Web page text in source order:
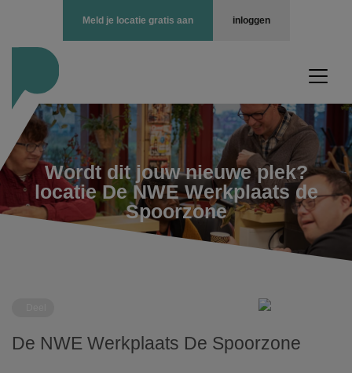
inloggen
Meld je locatie gratis aan
Wordt dit jouw nieuwe plek?
locatie De NWE Werkplaats de
Spoorzone
De NWE Werkplaats De Spoorzone